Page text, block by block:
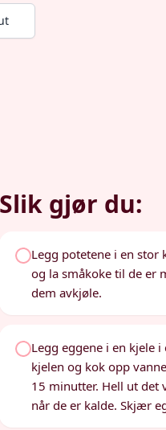
Slik gjør du:
Legg potetene i en stor
og la småkoke til de er
dem avkjøle.
Legg eggene i en kjele
kjelen og kok opp
15 minutter. Hell ut det
når de er kalde. Skjær